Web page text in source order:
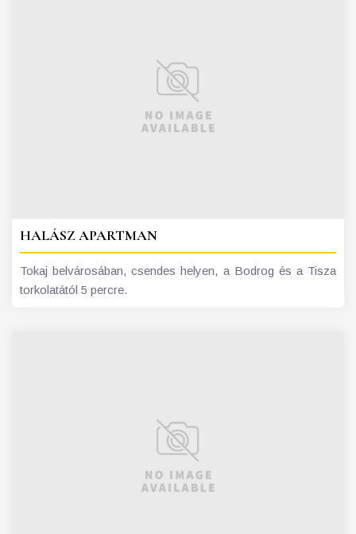
HALÁSZ APARTMAN
Tokaj belvárosában, csendes helyen, a Bodrog és a Tisza
torkolatától 5 percre.